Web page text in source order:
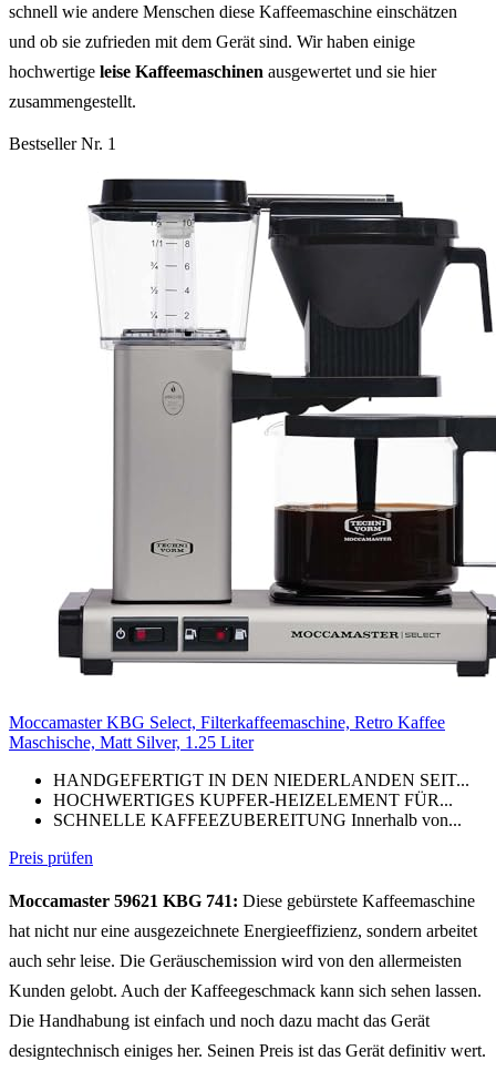
schnell wie andere Menschen diese Kaffeemaschine einschätzen
und ob sie zufrieden mit dem Gerät sind. Wir haben einige
hochwertige leise Kaffeemaschinen ausgewertet und sie hier
zusammengestellt.
Bestseller Nr. 1
Moccamaster KBG Select, Filterkaffeemaschine, Retro Kaffee
Maschische, Matt Silver, 1.25 Liter
HANDGEFERTIGT IN DEN NIEDERLANDEN SEIT...
HOCHWERTIGES KUPFER-HEIZELEMENT FÜR...
SCHNELLE KAFFEEZUBEREITUNG Innerhalb von...
Preis prüfen
Moccamaster 59621 KBG 741: Diese gebürstete Kaffeemaschine
hat nicht nur eine ausgezeichnete Energieeffizienz, sondern arbeitet
auch sehr leise. Die Geräuschemission wird von den allermeisten
Kunden gelobt. Auch der Kaffeegeschmack kann sich sehen lassen.
Die Handhabung ist einfach und noch dazu macht das Gerät
designtechnisch einiges her. Seinen Preis ist das Gerät definitiv wert.